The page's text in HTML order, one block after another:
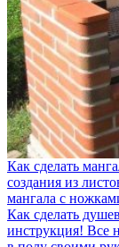
Как сделать
создания из
мангала с
Как сделать
инструкция! Все